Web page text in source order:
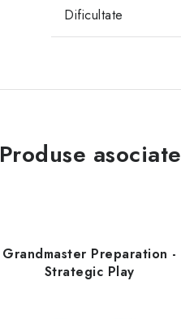
Dificultate
Produse asociate
Grandmaster Preparation -
Strategic Play